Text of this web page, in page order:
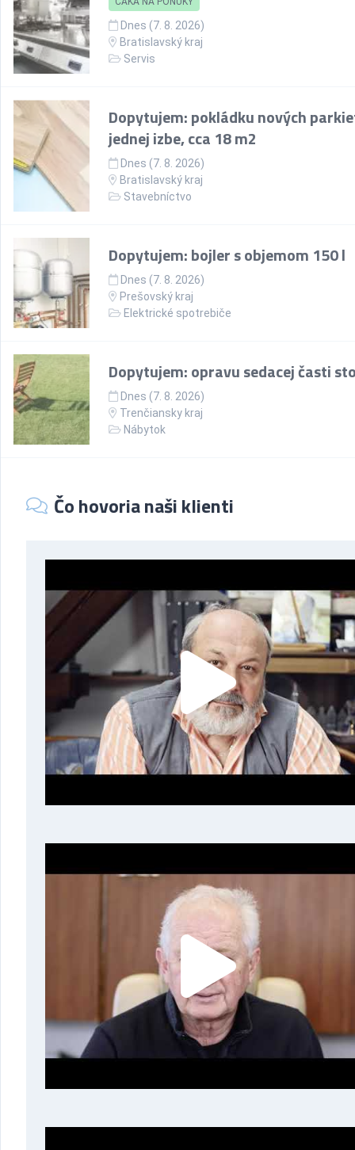
Dnes (7. 8. 2026)
Bratislavský kraj
Servis
Dopytujem: pokládku nových
jednej izbe, cca 18 m2
Dnes (7. 8. 2026)
Bratislavský kraj
Stavebníctvo
Dopytujem: bojler s objemom 150 l
Dnes (7. 8. 2026)
Prešovský kraj
Elektrické spotrebiče
Dopytujem: opravu sedacej časti
Dnes (7. 8. 2026)
Trenčiansky kraj
Nábytok
Čo hovoria naši klienti